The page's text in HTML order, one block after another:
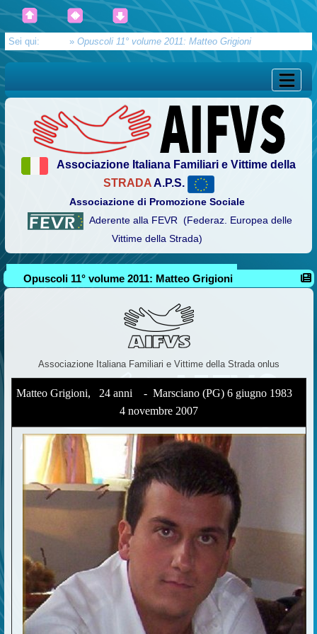
Sei qui: » Opuscoli 11° volume 2011: Matteo Grigioni
Associazione Italiana Familiari e Vittime della
STRADAA.P.S.
Associazione di Promozione Sociale
Aderente alla FEVR (Federaz. Europea delle
Vittime della Strada)
Opuscoli 11° volume 2011: Matteo Grigioni
Associazione Italiana Familiari e Vittime della Strada onlus
Matteo Grigioni, 24 anni - Marsciano (PG) 6 giugno 1983 
4 novembre 2007